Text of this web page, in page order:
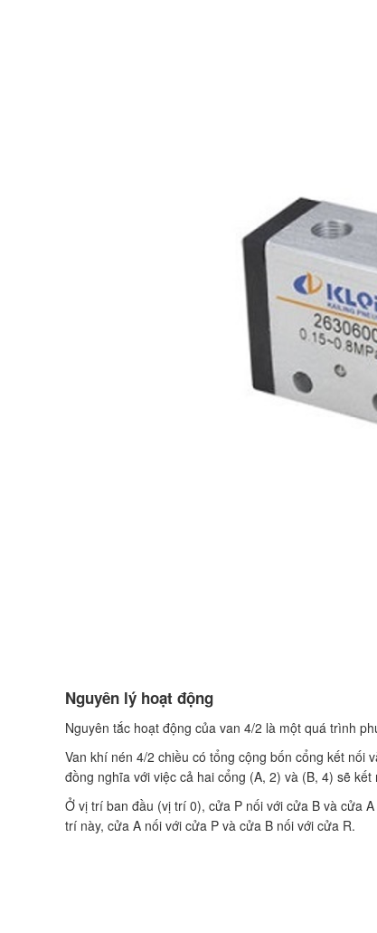
Nguyên lý hoạt động
Nguyên tắc hoạt động của van 4/2 là một quá trình
Van khí nén 4/2 chiều có tổng cộng bốn cổng kết
đồng nghĩa với việc cả hai cổng (A, 2) và (B, 4) sẽ kết
Ở vị trí ban đầu (vị trí 0), cửa P nối với cửa B và cửa
trí này, cửa A nối với cửa P và cửa B nối với cửa R.